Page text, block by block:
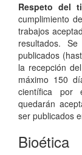
Respeto del
cumplimiento
trabajos
resultados.
publicados
la recepción
máximo 150
científica por
quedarán
ser publicados
Bioética